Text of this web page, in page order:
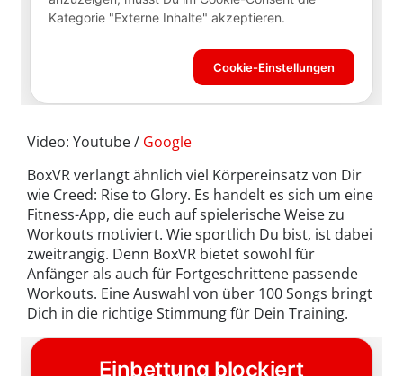
Video: Youtube / Google
BoxVR verlangt ähnlich viel Körpereinsatz von Dir
wie Creed: Rise to Glory. Es handelt es sich um eine
Fitness-App, die euch auf spielerische Weise zu
Workouts motiviert. Wie sportlich Du bist, ist dabei
zweitrangig. Denn BoxVR bietet sowohl für
Anfänger als auch für Fortgeschrittene passende
Workouts. Eine Auswahl von über 100 Songs bringt
Dich in die richtige Stimmung für Dein Training.